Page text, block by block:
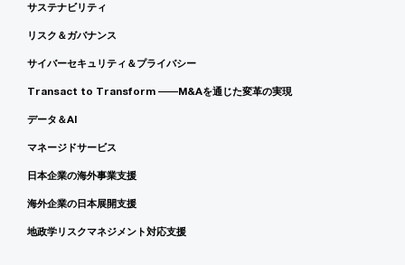
サステナビリティ
リスク＆ガバナンス
サイバーセキュリティ＆プライバシー
Transact to Transform ――M&Aを通じた変革の実現
データ＆AI
マネージドサービス
日本企業の海外事業支援
海外企業の日本展開支援
地政学リスクマネジメント対応支援